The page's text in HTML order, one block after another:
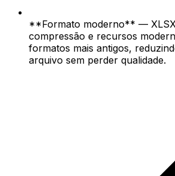
**Formato moderno** —
compressão e recursos
formatos mais antigos,
arquivo sem perder qualidade.